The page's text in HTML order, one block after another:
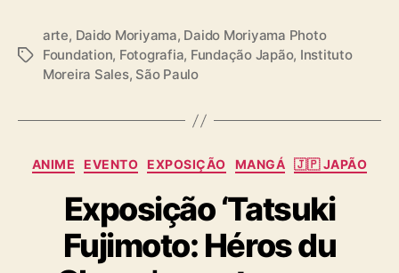
u
l
T
arte, Daido Moriyama, Daido Moriyama Photo
Foundation, Fotografia, Fundação Japão, Instituto
Moreira Sales, São Paulo
C
t
e
g
o
ANIME EVENTO EXPOSIÇÃO MANGÁ 🇯🇵 JAPÃO
Exposição ‘Tatsuki
Fujimoto: Héros du